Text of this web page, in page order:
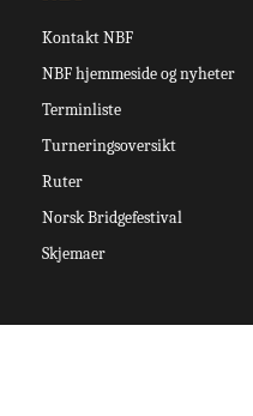
Kontakt NBF
NBF hjemmeside og nyheter
Terminliste
Turneringsoversikt
Ruter
Norsk Bridgefestival
Skjemaer